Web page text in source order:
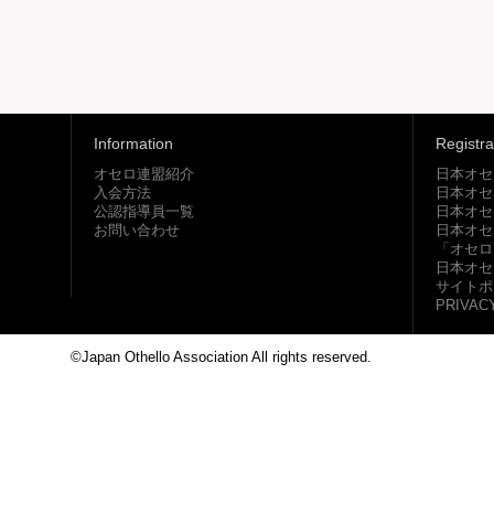
Information
オセロ連盟紹介
入会方法
公認指導員一覧
お問い合わせ
日本オ
日本オ
日本オ
日本オ
「オセ
日本オ
サイト
©Japan Othello Association All rights reserved.